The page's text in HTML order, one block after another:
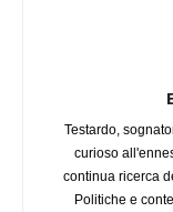
Testardo,
curioso
continua ricerca
Politiche e